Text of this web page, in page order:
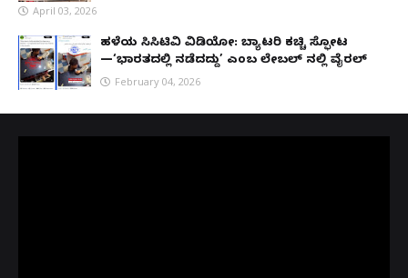
April 03, 2026
ಹಳೆಯ ಸಿಸಿಟಿವಿ ವಿಡಿಯೋ: ಬ್ಯಾಟರಿ ಕಚ್ಚಿ ಸ್ಫೋಟ
—‘ಭಾರತದಲ್ಲಿ ನಡೆದದ್ದು’ ಎಂಬ ಲೇಬಲ್ ನಲ್ಲಿ ವೈರಲ್
February 04, 2026